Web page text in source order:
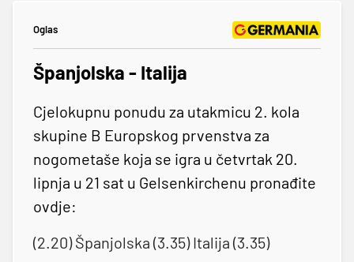
Oglas
Španjolska - Italija
Cjelokupnu ponudu za utakmicu 2. kola
skupine B Europskog prvenstva za
nogometaše koja se igra u četvrtak 20.
lipnja u 21 sat u Gelsenkirchenu pronađite
ovdje:
(2.20) Španjolska (3.35) Italija (3.35)